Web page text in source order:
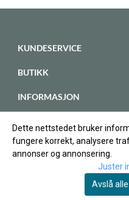
KUNDESERVICE
Krittveien 58
4636 Kristiansand
Norge
BUTIKK
Kontakt oss
Opprett konto
Logg inn
INFORMASJON
Blogg
Facebook
Instagram
© Copyright
Dette nettstedet bruker
fungere korrekt, analysere
annonser og annonsering.
Juster
Avslå alle